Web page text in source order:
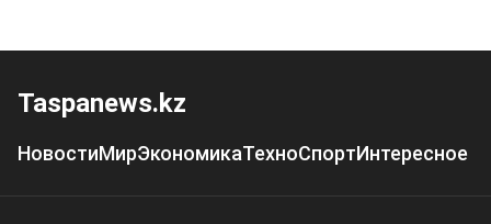
Taspanews.kz
НовостиМирЭкономикаТехноСпортИнтересное